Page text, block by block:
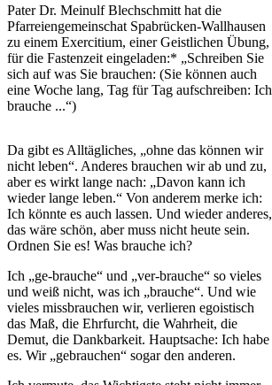
Pater Dr. Meinulf Blechschmitt hat die
Pfarreiengemeinschat Spabrücken-Wallhausen
zu einem Exercitium, einer Geistlichen Übung,
für die Fastenzeit eingeladen:* „Schreiben Sie
sich auf was Sie brauchen: (Sie können auch
eine Woche lang, Tag für Tag aufschreiben: Ich
brauche ...“)
Da gibt es Alltägliches, „ohne das können wir
nicht leben“. Anderes brauchen wir ab und zu,
aber es wirkt lange nach: „Davon kann ich
wieder lange leben.“ Von anderem merke ich:
Ich könnte es auch lassen. Und wieder anderes,
das wäre schön, aber muss nicht heute sein.
Ordnen Sie es! Was brauche ich?
Ich „ge-brauche“ und „ver-brauche“ so vieles
und weiß nicht, was ich „brauche“. Und wie
vieles missbrauchen wir, verlieren egoistisch
das Maß, die Ehrfurcht, die Wahrheit, die
Demut, die Dankbarkeit. Hauptsache: Ich habe
es. Wir „gebrauchen“ sogar den anderen.